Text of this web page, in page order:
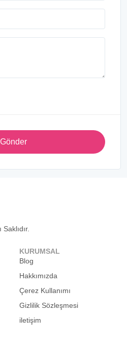
Gönder
KURUMSAL
Blog
Hakkımızda
Çerez Kullanımı
Gizlilik Sözleşmesi
iletişim